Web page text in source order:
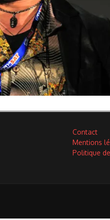
Contact
Mentions
Politique